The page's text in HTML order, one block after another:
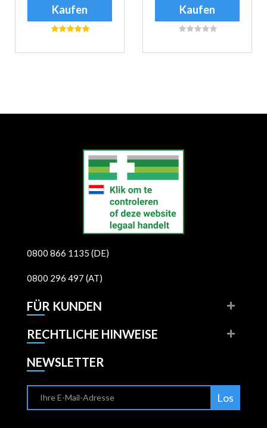
Kaufen Kaufen
0800 866 1135 (DE)
0800 296 497 (AT)
FÜR KUNDEN
RECHTLICHE HINWEISE
NEWSLETTER
Los